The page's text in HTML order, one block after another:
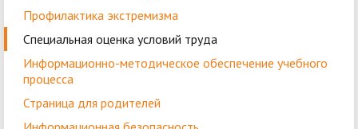
Профилактика экстремизма
Специальная оценка условий труда
Информационно-методическое обеспечение учебного
процесса
Страница для родителей